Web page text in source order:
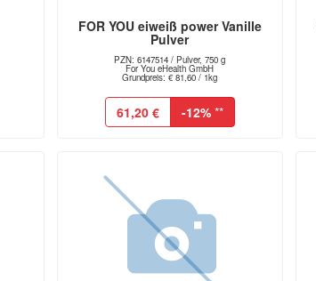
FOR YOU eiweiß power Vanille
Pulver
PZN: 6147514 / Pulver, 750 g
For You eHealth GmbH
Grundpreis: € 81,60 / 1kg
61,20 € -12%**